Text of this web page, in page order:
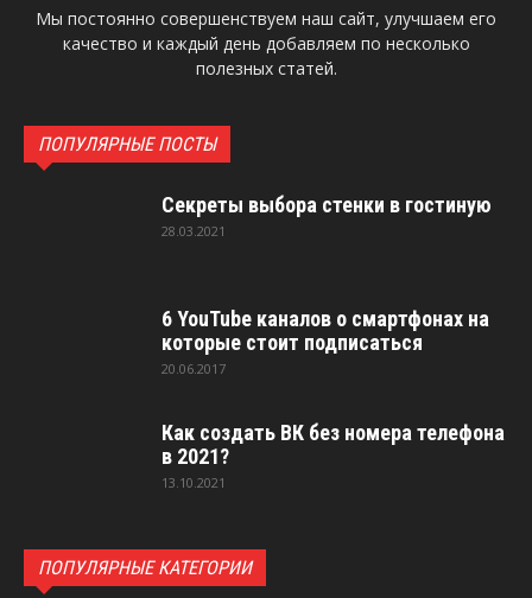
Мы постоянно совершенствуем наш сайт, улучшаем его
качество и каждый день добавляем по несколько
полезных статей.
ПОПУЛЯРНЫЕ ПОСТЫ
Секреты выбора стенки в гостиную
28.03.2021
6 YouTube каналов о смартфонах на
которые стоит подписаться
20.06.2017
Как создать ВК без номера телефона
в 2021?
13.10.2021
ПОПУЛЯРНЫЕ КАТЕГОРИИ